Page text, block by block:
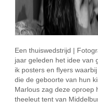
Een thuiswedstrijd |
jaar geleden het idee van
ik posters en flyers
die de geboorte van hun
Marlous zag deze oproep
theeleut tent van